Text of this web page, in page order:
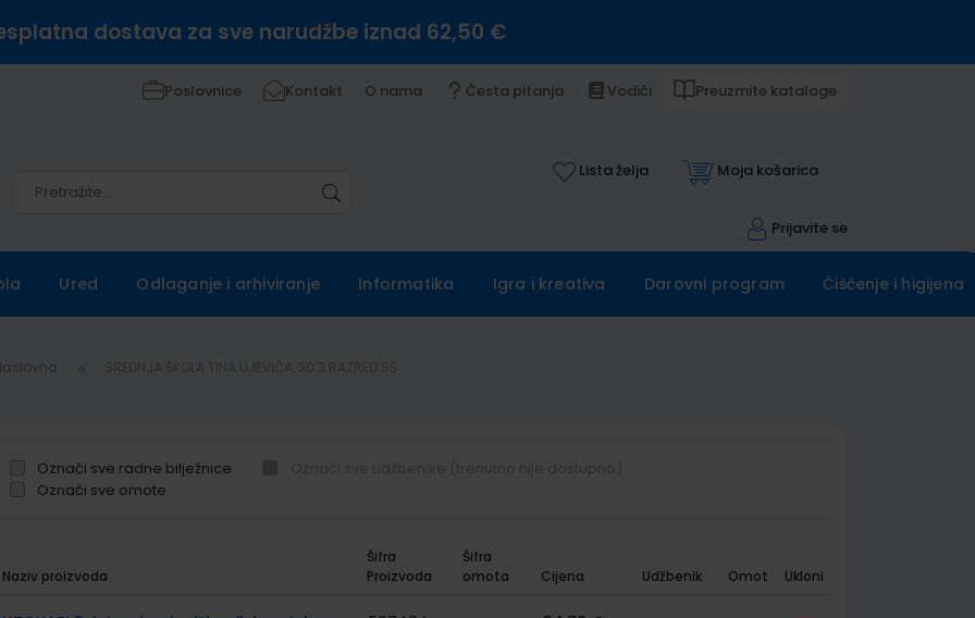
dostava za sve narudžbe iznad 62,50 €
Poslovnice Kontakt O nama Česta pitanja Vodiči Preuzmite kataloge
Lista želja Moja košarica
Prijavite se
Ured Odlaganje i arhiviranje Informatika Igra i kreativa Darovni program Čišćenje i higijena
Označi sve radne bilježnice
Označi sve omote
Naziv proizvoda
Šifra
Proizvoda
Šifra
omota
Cijena Udžbenik Omot Ukloni